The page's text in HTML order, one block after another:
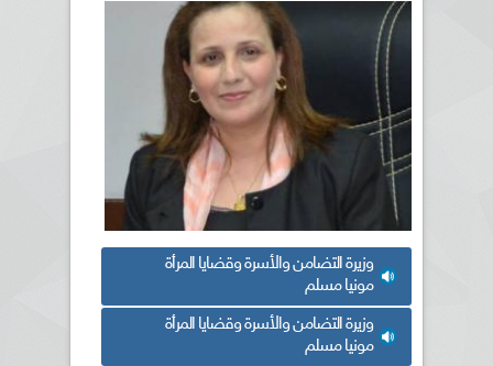
وزيرة التضامن والأسرة وقضايا المرأة
مونيا مسلم
وزيرة التضامن والأسرة وقضايا المرأة
مونيا مسلم